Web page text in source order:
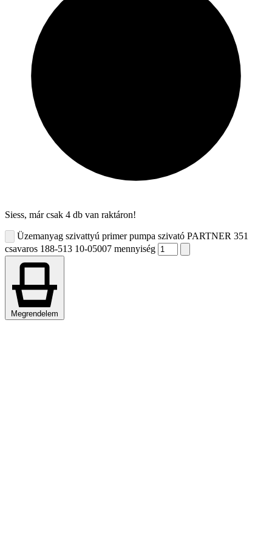
Siess, már csak 4 db van raktáron!
Üzemanyag szivattyú primer pumpa szivató PARTNER 351
csavaros 188-513 10-05007 mennyiség
Megrendelem